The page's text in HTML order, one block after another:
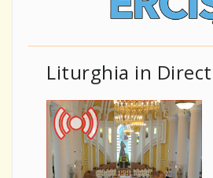
Liturghia in Direct